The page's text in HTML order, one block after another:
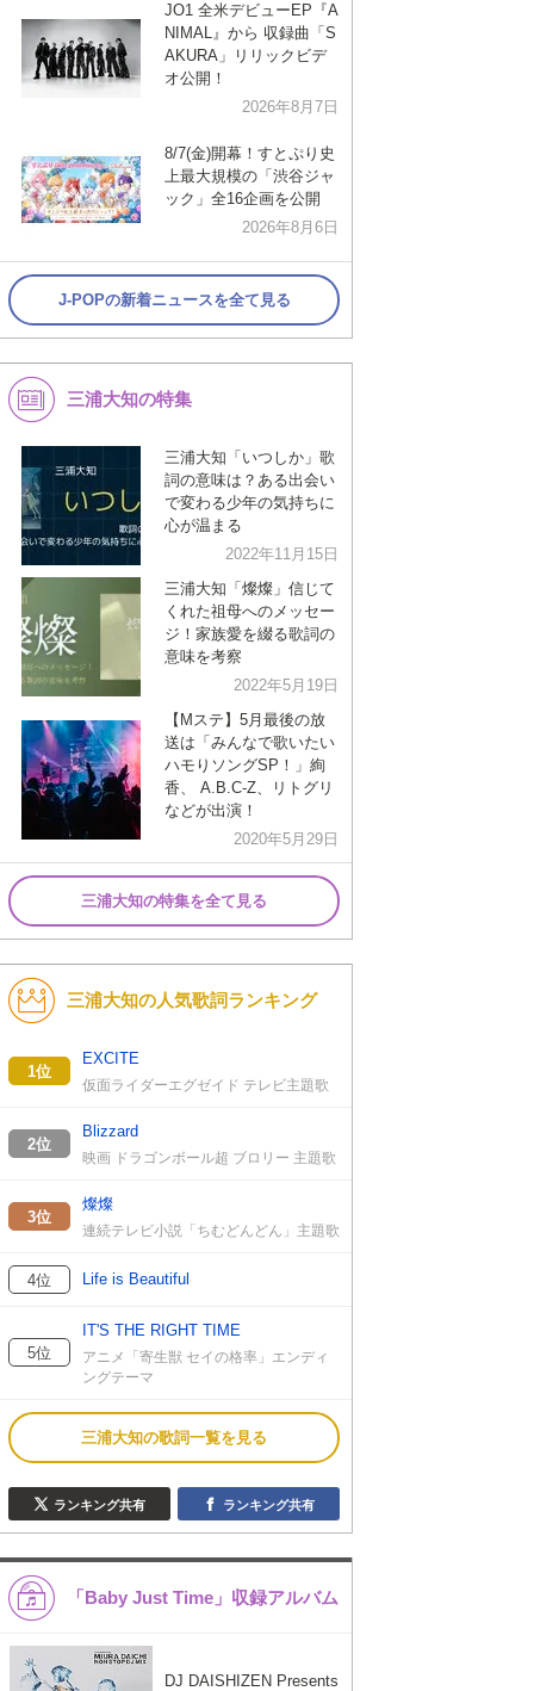
JO1 全米デビューEP『A
NIMAL』から 収録曲「S
AKURA」リリックビデ
オ公開！
2026年8月7日
8/7(金)開幕！すとぷり史
上最大規模の「渋谷ジャ
ック」全16企画を公開
2026年8月6日
J-POPの新着ニュースを全て見る
三浦大知の特集
三浦大知「いつしか」歌
詞の意味は？ある出会い
で変わる少年の気持ちに
心が温まる
2022年11月15日
三浦大知「燦燦」信じて
くれた祖母へのメッセー
ジ！家族愛を綴る歌詞の
意味を考察
2022年5月19日
【Mステ】5月最後の放
送は「みんなで歌いたい
ハモりソングSP！」絢
香、 A.B.C-Z、リトグリ
などが出演！
2020年5月29日
三浦大知の特集を全て見る
三浦大知の人気歌詞ランキング
1位
EXCITE
仮面ライダーエグゼイド テレビ主題歌
2位
Blizzard
映画 ドラゴンボール超 ブロリー 主題歌
3位
燦燦
連続テレビ小説「ちむどんどん」主題歌
4位 Life is Beautiful
5位
IT'S THE RIGHT TIME
アニメ「寄生獣 セイの格率」エンディ
ングテーマ
三浦大知の歌詞一覧を見る
ランキング共有 ランキング共有
「Baby Just Time」収録アルバム
DJ DAISHIZEN Presents